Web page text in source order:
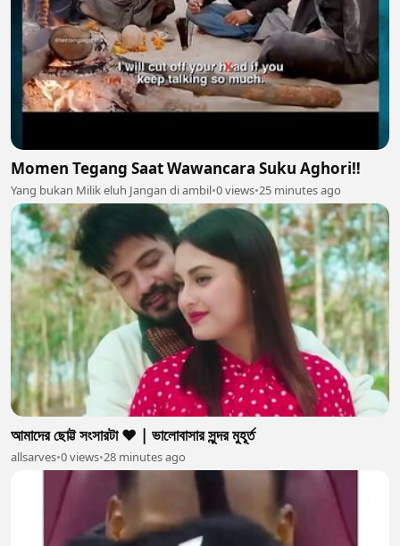
Momen Tegang Saat Wawancara Suku Aghori‼️
Yang bukan Milik eluh Jangan di ambil•0 views•25 minutes ago
আমাদের ছোট্ট সংসারটা ❤️ | ভালোবাসার সুন্দর মুহূর্ত
allsarves•0 views•28 minutes ago